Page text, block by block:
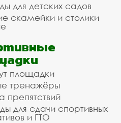
для детских садов
скамейки и столики
площадки
тренажёры
препятствий
для сдачи спортивных
и ГТО